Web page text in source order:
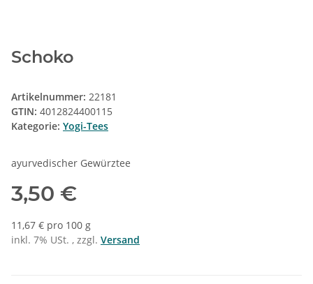
Schoko
Artikelnummer: 22181
GTIN: 4012824400115
Kategorie: Yogi-Tees
ayurvedischer Gewürztee
3,50 €
11,67 € pro 100 g
inkl. 7% USt. , zzgl. Versand